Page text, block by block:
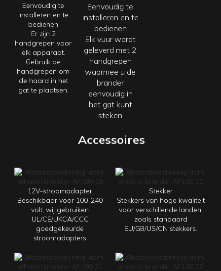
Eenvoudig te
installeren en te
bedienen
Er zijn 2
handgrepen voor
elk apparaat.
Gebruik de
handgrepen om
de haard in het
gat te plaatsen.
Eenvoudig te
installeren en te
bedienen
Elk vuur wordt
geleverd met 2
handgrepen
waarmee u de
brander
eenvoudig in
het gat kunt
steken
Accessoires
12V-stroomadapter
Beschikbaar voor 100-240
volt, wij gebruiken
UL/CE/UKCA/CCC
goedgekeurde
stroomadapters
Stekker
Stekkers van hoge kwaliteit
voor verschillende landen,
zoals standaard
EU/GB/US/CN stekkers.